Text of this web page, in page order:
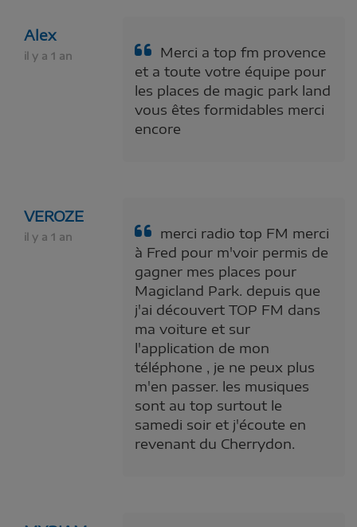
Alex
il y a 1 an
Merci a top fm provence
et a toute votre équipe pour
les places de magic park land
vous êtes formidables merci
encore
VEROZE
il y a 1 an
merci radio top FM merci
à Fred pour m'voir permis de
gagner mes places pour
Magicland Park. depuis que
j'ai découvert TOP FM dans
ma voiture et sur
l'application de mon
téléphone , je ne peux plus
m'en passer. les musiques
sont au top surtout le
samedi soir et j'écoute en
revenant du Cherrydon.